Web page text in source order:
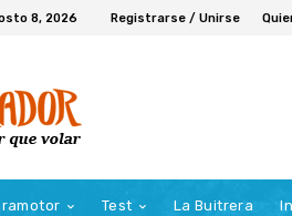
8, 2026 Registrarse / Unirse
Test La Buitrera